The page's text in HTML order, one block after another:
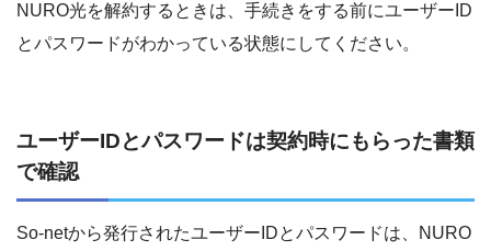
NURO光を解約するときは、手続きをする前にユーザーID
とパスワードがわかっている状態にしてください。
ユーザーIDとパスワードは契約時にもらった書類
で確認
So-netから発行されたユーザーIDとパスワードは、NURO